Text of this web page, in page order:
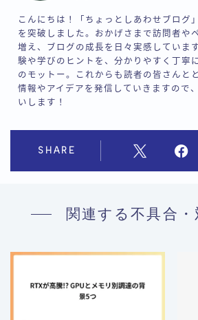
こんにちは！「ちょっとしあわせブログ
を突破しました。おかげさまで訪問者や
増え、ブログの成長を日々実感していま
験や学びのヒントを、分かりやすく丁寧
のモットー。これからも読者の皆さんと
情報やアイデアを発信していきますので
いします！
SHARE
関連する不具合・